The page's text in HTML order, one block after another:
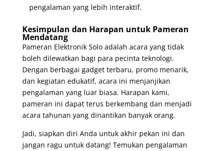
pengalaman yang lebih interaktif.
Kesimpulan dan Harapan untuk Pameran
Mendatang
Pameran Elektronik Solo adalah acara yang tidak
boleh dilewatkan bagi para pecinta teknologi.
Dengan berbagai gadget terbaru, promo menarik,
dan kegiatan edukatif, acara ini menjanjikan
pengalaman yang luar biasa. Harapan kami,
pameran ini dapat terus berkembang dan menjadi
acara tahunan yang dinantikan banyak orang.
Jadi, siapkan diri Anda untuk akhir pekan ini dan
jangan ragu untuk datang! Temukan pengalaman